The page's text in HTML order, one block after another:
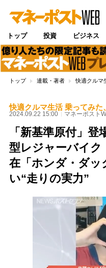
トップ 投資 ビジネス
トップ 連載・著者 快適クルマ
快適クルマ生活 乗ってみた
2024.09.22 15:00 マネーポスト
「新基準原付」
型レジャーバイ
在「ホンダ・ダッ
い“走りの実力”